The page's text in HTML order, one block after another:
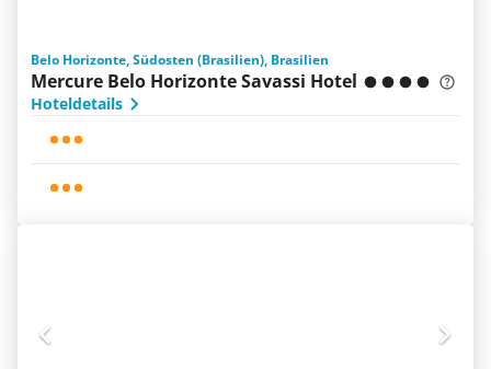
Belo Horizonte, Südosten (Brasilien), Brasilien
Mercure Belo Horizonte Savassi Hotel
Hoteldetails